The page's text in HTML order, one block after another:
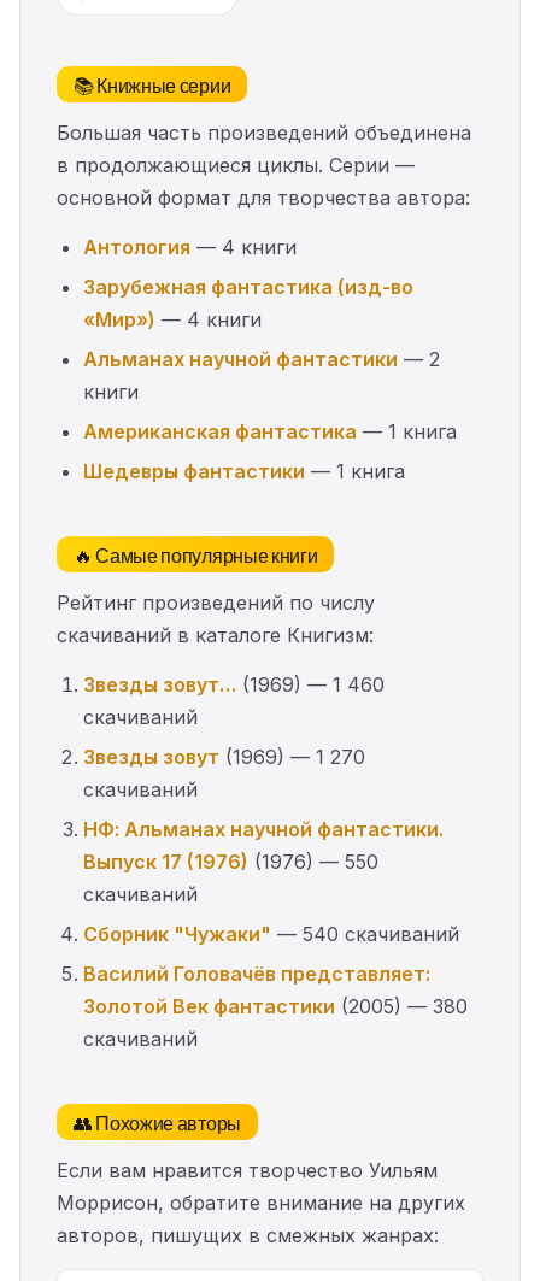
📚 Книжные серии
Большая часть произведений объединена
в продолжающиеся циклы. Серии —
основной формат для творчества автора:
Антология — 4 книги
Зарубежная фантастика (изд-во
«Мир») — 4 книги
Альманах научной фантастики — 2
книги
Американская фантастика — 1 книга
Шедевры фантастики — 1 книга
🔥 Самые популярные книги
Рейтинг произведений по числу
скачиваний в каталоге Книгизм:
Звезды зовут… (1969) — 1 460
скачиваний
Звезды зовут (1969) — 1 270
скачиваний
НФ: Альманах научной фантастики.
Выпуск 17 (1976) (1976) — 550
скачиваний
Сборник "Чужаки" — 540 скачиваний
Василий Головачёв представляет:
Золотой Век фантастики (2005) — 380
скачиваний
👥 Похожие авторы
Если вам нравится творчество Уильям
Моррисон, обратите внимание на других
авторов, пишущих в смежных жанрах: